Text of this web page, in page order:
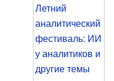
Летний
аналитический
фестиваль: ИИ
у аналитиков и
другие темы